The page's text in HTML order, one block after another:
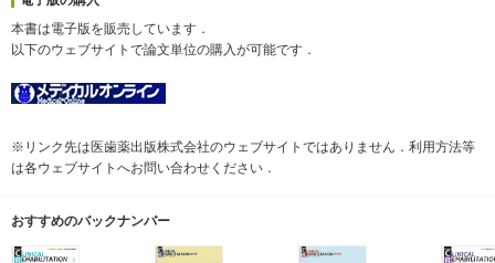
本書は電子版を販売しています．
以下のウェブサイトで論文単位の購入が可能です．
※リンク先は医歯薬出版株式会社のウェブサイトではありません．利用方法等
は各ウェブサイトへお問い合わせください．
おすすめのバックナンバー